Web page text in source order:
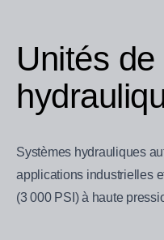
Unités
Systèmes hydrauliques
applications industrielles
(3 000 PSI) à haute